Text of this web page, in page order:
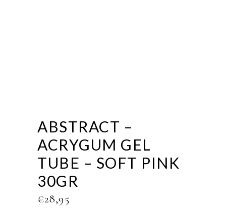
ABSTRACT –
ACRYGUM GEL
TUBE – SOFT PINK
30GR
€28,95